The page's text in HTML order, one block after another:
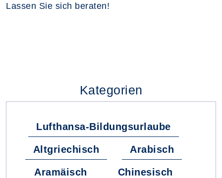
Lassen Sie sich beraten!
Kategorien
Lufthansa-Bildungsurlaube
Altgriechisch Arabisch
Aramäisch Chinesisch